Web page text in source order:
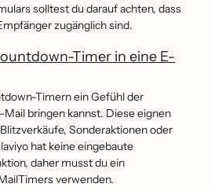
solltest du darauf achten, dass
zugänglich sind.
Timer in eine E-
Timern ein Gefühl der
bringen kannst. Diese eignen
Sonderaktionen oder
hat keine eingebaute
daher musst du ein
verwenden.